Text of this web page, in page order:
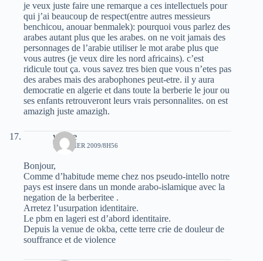
je veux juste faire une remarque a ces intellectuels pour
qui j’ai beaucoup de respect(entre autres messieurs
benchicou, anouar benmalek): pourquoi vous parlez des
arabes autant plus que les arabes. on ne voit jamais des
personnages de l’arabie utiliser le mot arabe plus que
vous autres (je veux dire les nord africains). c’est
ridicule tout ça. vous savez tres bien que vous n’etes pas
des arabes mais des arabophones peut-etre. il y aura
democratie en algerie et dans toute la berberie le jour ou
ses enfants retrouveront leurs vrais personnalites. on est
amazigh juste amazigh.
yacine
7 FÉVRIER 2009/8H56
Bonjour,
Comme d’habitude meme chez nos pseudo-intello notre
pays est insere dans un monde arabo-islamique avec la
negation de la berberitee .
Arretez l’usurpation identitaire.
Le pbm en lageri est d’abord identitaire.
Depuis la venue de okba, cette terre crie de douleur de
souffrance et de violence